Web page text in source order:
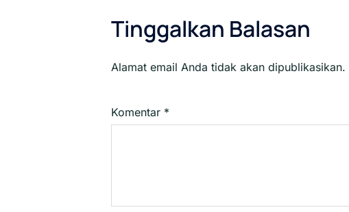
Tinggalkan Balasan
Alamat email Anda tidak akan dipublikasikan.
Komentar *